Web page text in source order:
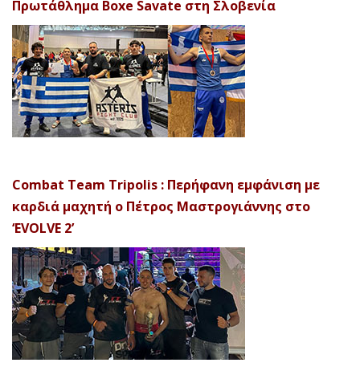
Πρωτάθλημα Boxe Savate στη Σλοβενία
Combat Team Tripolis : Περήφανη εμφάνιση με
καρδιά μαχητή ο Πέτρος Μαστρογιάννης στο
‘EVOLVE 2’